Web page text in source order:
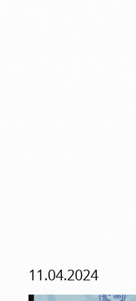
11.04.2024